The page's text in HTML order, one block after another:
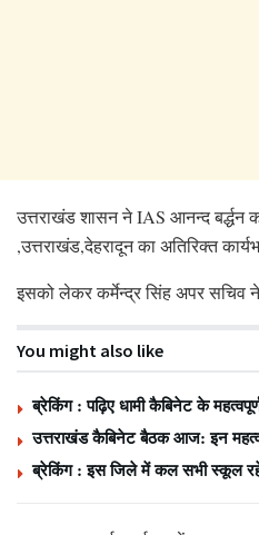
उत्तराखंड शासन ने IAS आनन्द बर्द्धन
,उत्तराखंड,देहरादून का अतिरिक्त
इसको लेकर कर्मेन्द्र सिंह अपर सचिव
You might also like
ब्रेकिंग : पढ़िए धामी कैबिनेट के
उत्तराखंड कैबिनेट बैठक आज: इन
ब्रेकिंग : इस जिले में कल सभी स्कूल